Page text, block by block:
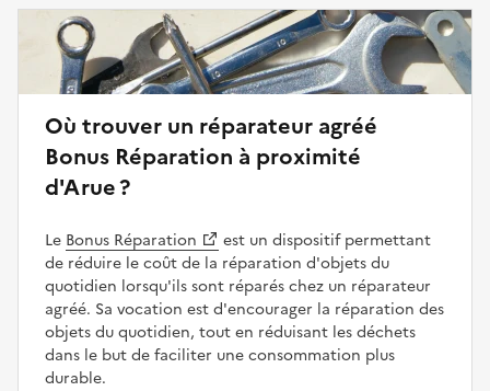
Où trouver un réparateur agréé
Bonus Réparation à proximité
d'Arue ?
Le Bonus Réparation
est un dispositif permettant
de réduire le coût de la réparation d'objets du
quotidien lorsqu'ils sont réparés chez un réparateur
agréé. Sa vocation est d'encourager la réparation des
objets du quotidien, tout en réduisant les déchets
dans le but de faciliter une consommation plus
durable.